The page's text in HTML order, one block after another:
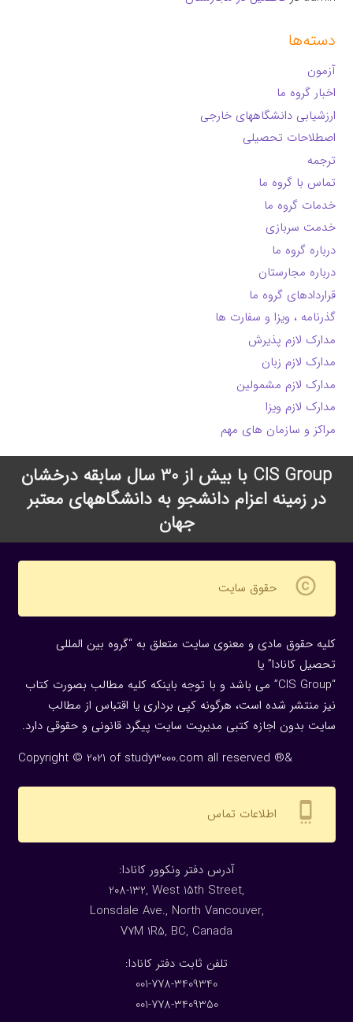
دسته‌ها
آزمون
اخبار گروه ما
ارزشیابی دانشگاههای خارجی
اصطلاحات تحصیلی
ترجمه
تماس با گروه ما
خدمات گروه ما
خدمت سربازی
درباره گروه ما
درباره مجارستان
قراردادهای گروه ما
گذرنامه ، ویزا و سفارت ها
مدارک لازم پذیرش
مدارک لازم زبان
مدارک لازم مشمولین
مدارک لازم ویزا
مراکز و سازمان های مهم
CIS Group با بیش از 30 سال سابقه درخشان
در زمینه اعزام دانشجو به دانشگاههای معتبر
جهان
copyright حقوق سایت
کلیه حقوق مادی و معنوی سایت متعلق به “گروه بین المللی
تحصیل کانادا” یا
“CIS Group” می باشد و با توجه باینکه کلیه مطالب بصورت کتاب
نیز منتشر شده است، هرگونه كپی برداری یا اقتباس از مطالب
سایت بدون اجازه كتبی مدیریت سایت پیگرد قانونی و حقوقی دارد.
Copyright © 2021 of study3000.com all reserved ®&
settings_cell اطلاعات تماس
:آدرس دفتر ونکوور کانادا
208-132, West 15th Street,
Lonsdale Ave., North Vancouver,
V7M 1R5, BC, Canada
:تلفن ثابت دفتر کانادا
001-778-3409340
001-778-3409350